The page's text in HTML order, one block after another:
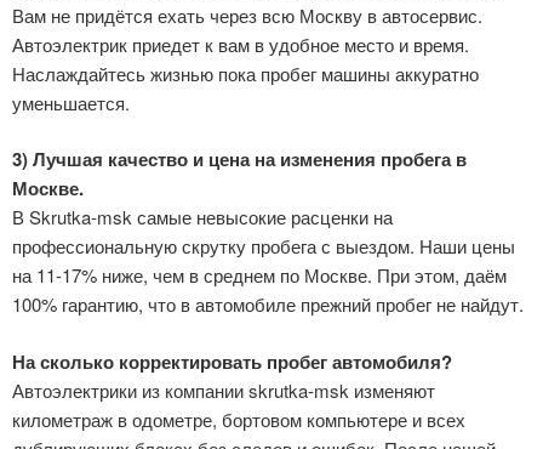
Вам не придётся ехать через всю Москву в автосервис.
Автоэлектрик приедет к вам в удобное место и время.
Наслаждайтесь жизнью пока пробег машины аккуратно
уменьшается.
3) Лучшая качество и цена на изменения пробега в
Москве.
В Skrutka-msk самые невысокие расценки на
профессиональную скрутку пробега с выездом. Наши цены
на 11-17% ниже, чем в среднем по Москве. При этом, даём
100% гарантию, что в автомобиле прежний пробег не найдут.
На сколько корректировать пробег автомобиля?
Автоэлектрики из компании skrutka-msk изменяют
километраж в одометре, бортовом компьютере и всех